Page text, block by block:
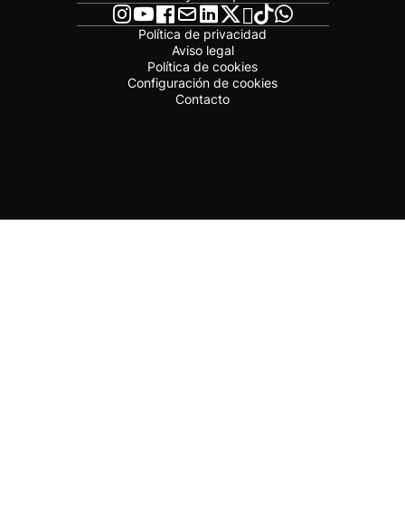
Política de privacidad
Aviso legal
Política de cookies
Configuración de cookies
Contacto